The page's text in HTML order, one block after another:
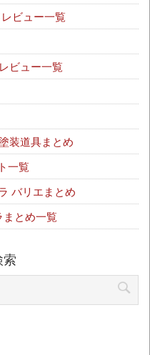
ビュー一覧
ビュー一覧
装道具まとめ
一覧
バリエまとめ
とめ一覧
索